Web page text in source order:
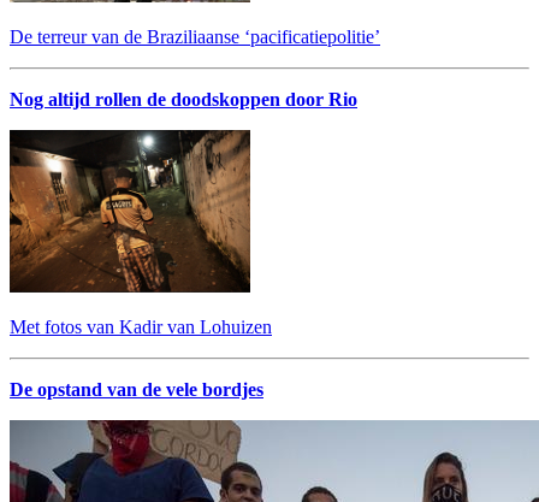
De terreur van de Braziliaanse ‘pacificatiepolitie’
Nog altijd rollen de doodskoppen door Rio
Met fotos van Kadir van Lohuizen
De opstand van de vele bordjes